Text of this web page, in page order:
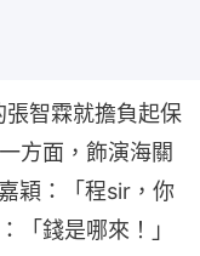
智霖就擔負起保
方面，飾演海關
穎：「程sir，你
「錢是哪來！」